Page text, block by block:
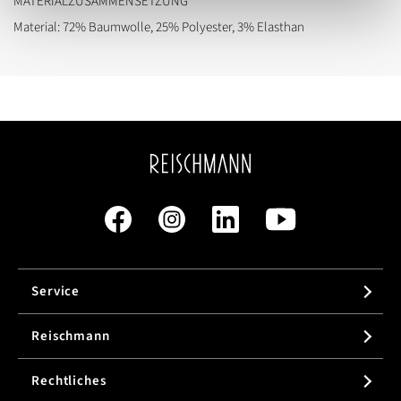
Material: 72% Baumwolle, 25% Polyester, 3% Elasthan
Service
Reischmann
Rechtliches